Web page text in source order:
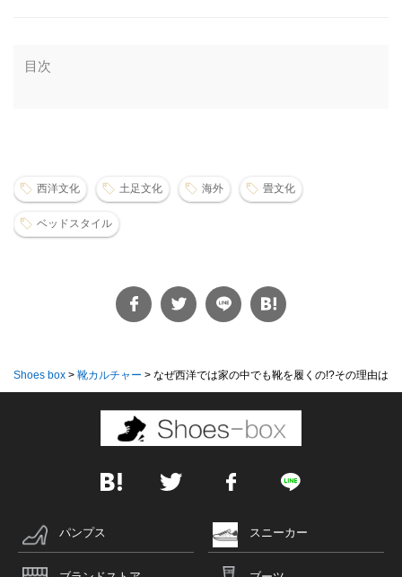
目次
西洋文化 土足文化 海外 畳文化
ベッドスタイル
Shoes box > 靴カルチャー > なぜ西洋では家の中でも靴を履くの!?その理由は...
パンプス スニーカー